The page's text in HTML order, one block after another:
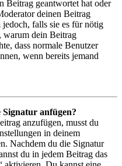
Beitrag geantwortet hat oder
deinen Beitrag
falls sie es für nötig
warum dein Beitrag
dass normale Benutzer
wenn bereits jemand
anfügen?
anzufügen, musst du
in deinem
Nachdem du die Signatur
du in jedem Beitrag das